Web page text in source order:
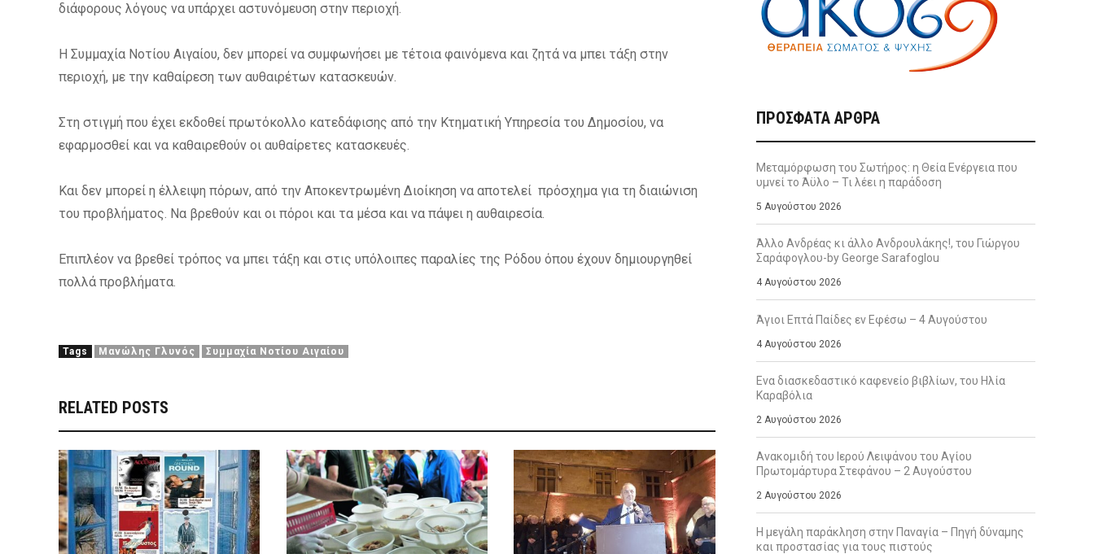
διάφορους λόγους να υπάρχει αστυνόμευση στην περιοχή.
Η Συμμαχία Νοτίου Αιγαίου, δεν μπορεί να συμφωνήσει με τέτοια φαινόμενα και ζητά να μπει τάξη στην
περιοχή, με την καθαίρεση των αυθαιρέτων κατασκευών.
Στη στιγμή που έχει εκδοθεί πρωτόκολλο κατεδάφισης από την Κτηματική Υπηρεσία του Δημοσίου, να
εφαρμοσθεί και να καθαιρεθούν οι αυθαίρετες κατασκευές.
Και δεν μπορεί η έλλειψη πόρων, από την Αποκεντρωμένη Διοίκηση να αποτελεί πρόσχημα για τη διαιώνιση
του προβλήματος. Να βρεθούν και οι πόροι και τα μέσα και να πάψει η αυθαιρεσία.
Επιπλέον να βρεθεί τρόπος να μπει τάξη και στις υπόλοιπες παραλίες της Ρόδου όπου έχουν δημιουργηθεί
πολλά προβλήματα.
Tags Μανώλης Γλυνός Συμμαχία Νοτίου Αιγαίου
RELATED POSTS
ΠΡΌΣΦΑΤΑ ΆΡΘΡΑ
Μεταμόρφωση του Σωτήρος: η Θεία Ενέργεια που
υμνεί το Άϋλο – Τι λέει η παράδοση
5 Αυγούστου 2026
Άλλο Ανδρέας κι άλλο Ανδρουλάκης!, του Γιώργου
Σαράφογλου-by George Sarafoglou
4 Αυγούστου 2026
Άγιοι Επτά Παίδες εν Εφέσω – 4 Αυγούστου
4 Αυγούστου 2026
Ενα διασκεδαστικό καφενείο βιβλίων, του Ηλία
Καραβόλια
2 Αυγούστου 2026
Ανακομιδή του Ιερού Λειψάνου του Αγίου
Πρωτομάρτυρα Στεφάνου – 2 Αυγούστου
2 Αυγούστου 2026
Η μεγάλη παράκληση στην Παναγία – Πηγή δύναμης
και προστασίας για τους πιστούς